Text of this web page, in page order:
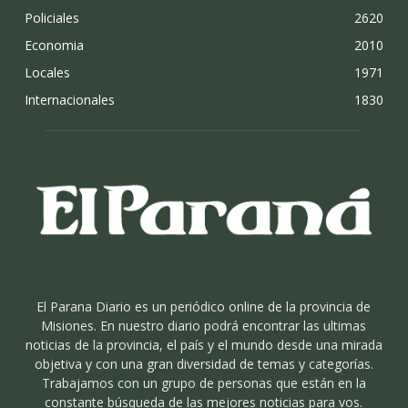
Policiales
2620
Economia
2010
Locales
1971
Internacionales
1830
El Parana Diario es un periódico online de la provincia de
Misiones. En nuestro diario podrá encontrar las ultimas
noticias de la provincia, el país y el mundo desde una mirada
objetiva y con una gran diversidad de temas y categorías.
Trabajamos con un grupo de personas que están en la
constante búsqueda de las mejores noticias para vos.